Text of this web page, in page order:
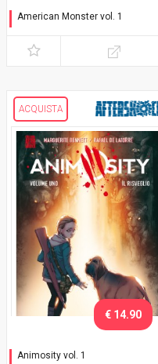
American Monster vol. 1
ACQUISTA
Animosity vol. 1
€ 14.90